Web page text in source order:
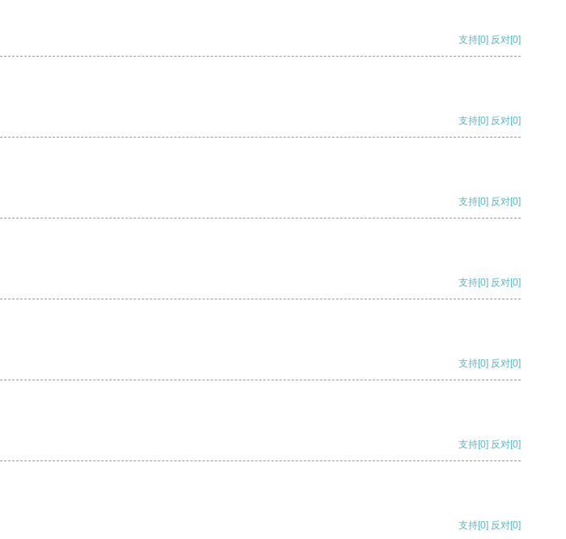
支持[0] 反对[0]
支持[0] 反对[0]
支持[0] 反对[0]
支持[0] 反对[0]
支持[0] 反对[0]
支持[0] 反对[0]
支持[0] 反对[0]